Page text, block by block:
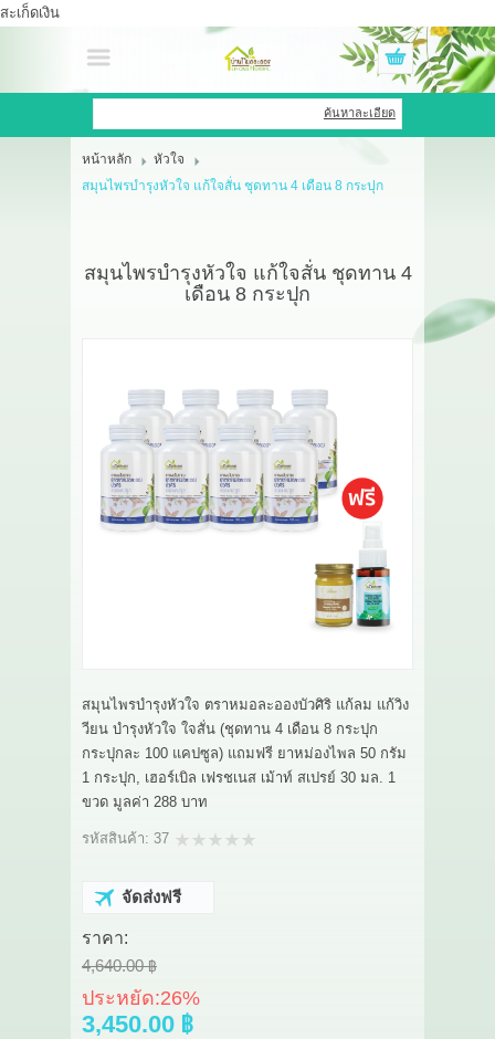
สะเก็ดเงิน
เข้าสู่ระบบ สมัครสมาชิก
สินค้าที่สนใจ
GREEN HOUSE
เกี่ยวกับเรา
ค้นหาละเอียด
หน้าหลัก
หัวใจ
สมุนไพรบำรุงหัวใจ แก้ใจสั่น ชุดทาน 4 เดือน 8 กระปุก
สมุนไพรบำรุงหัวใจ แก้ใจสั่น ชุดทาน 4
เดือน 8 กระปุก
สมุนไพรบำรุงหัวใจ ตราหมอละอองบัวศิริ แก้ลม แก้วิง
วียน บำรุงหัวใจ ใจสั่น (ชุดทาน 4 เดือน 8 กระปุก
กระปุกละ 100 แคปซูล) แถมฟรี ยาหม่องไพล 50 กรัม
1 กระปุก, เฮอร์เบิล เฟรชเนส เม้าท์ สเปรย์ 30 มล. 1
ขวด มูลค่า 288 บาท
รหัสสินค้า: 37
จัดส่งฟรี
ราคา:
4,640.00 ฿
ประหยัด:26%
3,450.00 ฿